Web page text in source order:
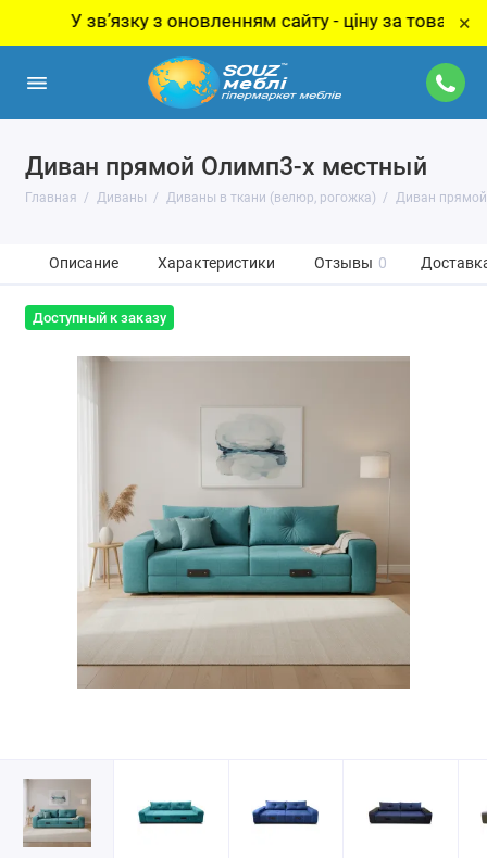
У звʼязку з оновленням сайту - ціну за товар ×
Диван прямой Олимп3-х местный
Главная Диваны Диваны в ткани (велюр, рогожка) Диван
Описание Характеристики Отзывы 0
Доступный к заказу